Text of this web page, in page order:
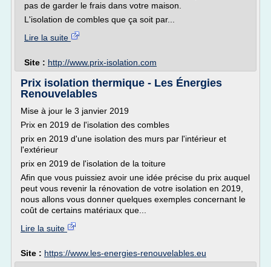
pas de garder le frais dans votre maison.
L'isolation de combles que ça soit par...
Lire la suite
Site : http://www.prix-isolation.com
Prix isolation thermique - Les Énergies
Renouvelables
Mise à jour le 3 janvier 2019
Prix en 2019 de l'isolation des combles
prix en 2019 d'une isolation des murs par l'intérieur et
l'extérieur
prix en 2019 de l'isolation de la toiture
Afin que vous puissiez avoir une idée précise du prix auquel
peut vous revenir la rénovation de votre isolation en 2019,
nous allons vous donner quelques exemples concernant le
coût de certains matériaux que...
Lire la suite
Site : https://www.les-energies-renouvelables.eu